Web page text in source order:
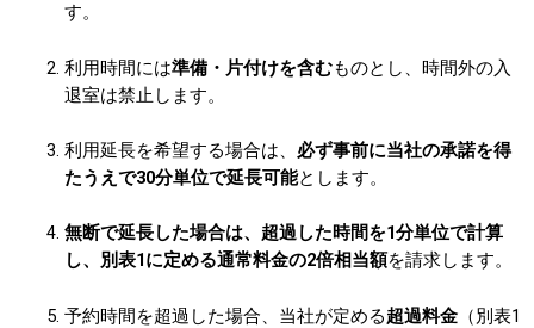
す。
利用時間には準備・片付けを含むものとし、時間外の入
退室は禁止します。
利用延長を希望する場合は、 必ず事前に当社の承諾を得
たうえで30分単位で延長可能とします。
無断で延長した場合は、超過した時間を1分単位で計算
し、別表1に定める通常料金の2倍相当額を請求します。
予約時間を超過した場合、当社が定める超過料金（別表1